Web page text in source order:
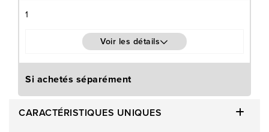
1
Voir les détails
Si achetés séparément
CARACTÉRISTIQUES UNIQUES